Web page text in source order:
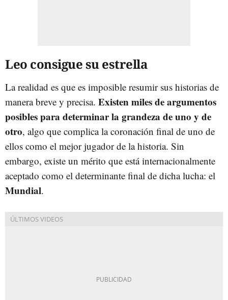
Leo consigue su estrella
La realidad es que es imposible resumir sus historias de
manera breve y precisa. Existen miles de argumentos
posibles para determinar la grandeza de uno y de
otro, algo que complica la coronación final de uno de
ellos como el mejor jugador de la historia. Sin
embargo, existe un mérito que está internacionalmente
aceptado como el determinante final de dicha lucha: el
Mundial.